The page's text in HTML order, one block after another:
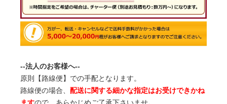
--法人のお客様へ--
原則【路線便】での手配となります。
路線便の場合、 配送に関する細かな指定はお受けできかね
ますので、あらかじめご了承下さいませ。